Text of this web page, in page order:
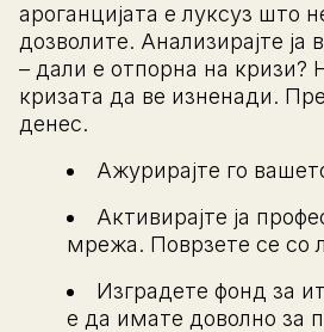
ароганцијата е луксуз што
дозволите. Анализирајте ја
– дали е отпорна на кризи?
кризата да ве изненади.
денес.
Ажурирајте го
Активирајте ја
мрежа. Поврзете се со
Изградете фонд за
е да имате доволно за